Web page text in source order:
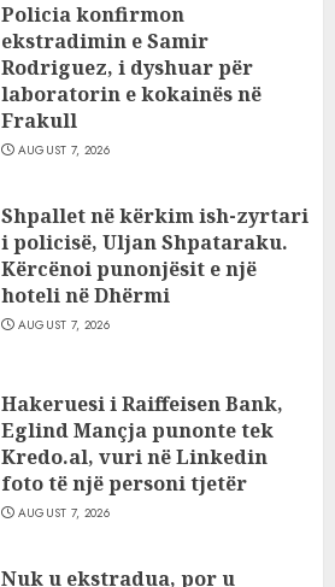
Policia konfirmon
ekstradimin e Samir
Rodriguez, i dyshuar për
laboratorin e kokainës në
Frakull
AUGUST 7, 2026
Shpallet në kërkim ish-zyrtari
i policisë, Uljan Shpataraku.
Kërcënoi punonjësit e një
hoteli në Dhërmi
AUGUST 7, 2026
Hakeruesi i Raiffeisen Bank,
Eglind Mançja punonte tek
Kredo.al, vuri në Linkedin
foto të një personi tjetër
AUGUST 7, 2026
Nuk u ekstradua, por u